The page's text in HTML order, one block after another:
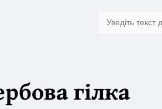
гілка